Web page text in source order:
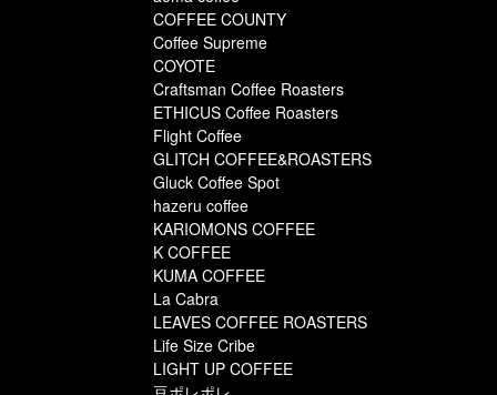
COFFEE COUNTY
Coffee Supreme
COYOTE
Craftsman Coffee Roasters
ETHICUS Coffee Roasters
Flight Coffee
GLITCH COFFEE&ROASTERS
Gluck Coffee Spot
hazeru coffee
KARIOMONS COFFEE
K COFFEE
KUMA COFFEE
La Cabra
LEAVES COFFEE ROASTERS
Life Size Cribe
LIGHT UP COFFEE